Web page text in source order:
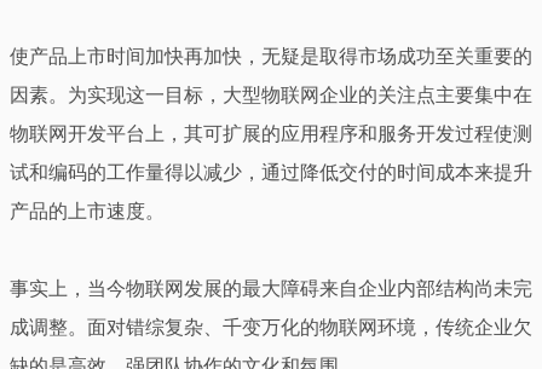
使产品上市时间加快再加快，无疑是取得市场成功至关重要的
因素。为实现这一目标，大型物联网企业的关注点主要集中在
物联网开发平台上，其可扩展的应用程序和服务开发过程使测
试和编码的工作量得以减少，通过降低交付的时间成本来提升
产品的上市速度。
事实上，当今物联网发展的最大障碍来自企业内部结构尚未完
成调整。面对错综复杂、千变万化的物联网环境，传统企业欠